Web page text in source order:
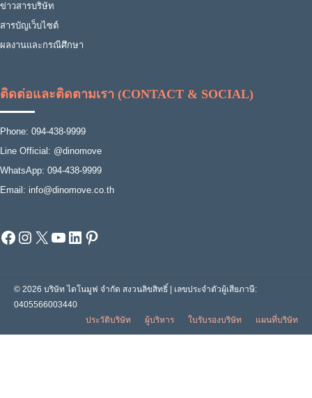
ข่าวสารบริษัท
สารบัญเว็บไซต์
ผลงานและกรณีศึกษา
ติดต่อและติดตามเรา (CONTACT & SOCIAL)
Phone: 094-438-9999
Line Official: @dinomove
WhatsApp: 094-438-9999
Email: info@dinomove.co.th
Facebook
Instagram
X YouTube
LinkedIn
Pinterest
© 2026 บริษัท ไดโนมูฟ จำกัด สงวนลิขสิทธิ์ | เลขประจำตัวผู้เสียภาษี:
0405566003440
ประวัติบริษัท
ผู้บริหาร ใบรับรองบริษัท แผนที่บริษัท